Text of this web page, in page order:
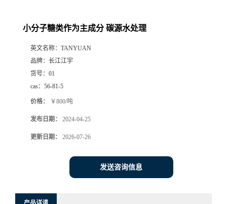
小分子糖类作为主成分 碳源水处理
英文名称： TANYUAN
品牌： 长江江宇
货号： 01
cas： 56-81-5
价格： ￥800/吨
发布日期： 2024-04-25
更新日期： 2026-07-26
发送咨询信息